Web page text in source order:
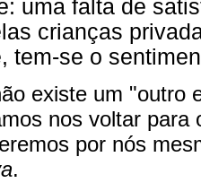
uma falta de
crianças
tem-se o
existe um "outro
nos voltar para
por nós
.